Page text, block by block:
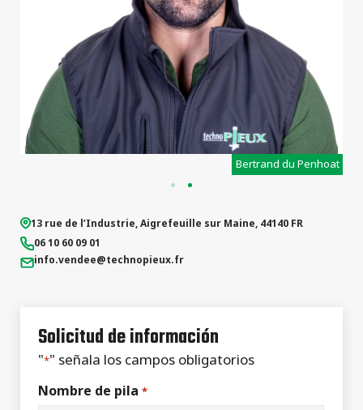
Bertrand du Penhoat
13 rue de l’Industrie,Aigrefeuille sur Maine, 44140 FR
06 10 60 09 01
info.vendee@technopieux.fr
Solicitud de información
"*" señala los campos obligatorios
Nombre de pila *